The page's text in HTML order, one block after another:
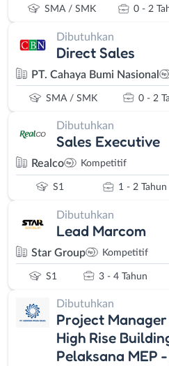
SMA / SMK 0 - 2
Dibutuhkan
Direct Sales
PT. Cahaya Bumi Nasional
SMA / SMK 0 - 2
Dibutuhkan
Sales Executive
Realco Kompetitif
S1 1 - 2 Tahun
Dibutuhkan
Lead Marcom
Star Group Kompetitif
S1 3 - 4 Tahun
Dibutuhkan
Project
High Rise
Pelaksana MEP